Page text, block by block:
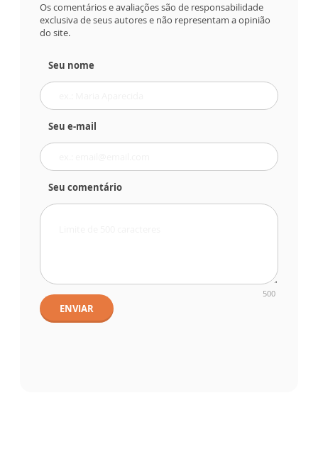
Os comentários e avaliações são de responsabilidade
exclusiva de seus autores e não representam a opinião
do site.
Seu nome
Seu e-mail
Seu comentário
500
ENVIAR